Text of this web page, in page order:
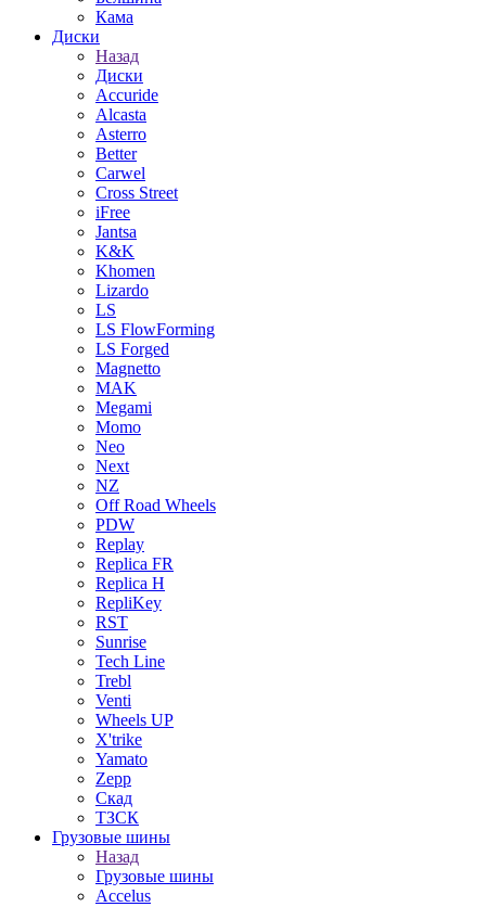
Кама
Диски
Назад
Диски
Accuride
Alcasta
Asterro
Better
Carwel
Cross Street
iFree
Jantsa
K&K
Khomen
Lizardo
LS
LS FlowForming
LS Forged
Magnetto
MAK
Megami
Momo
Neo
Next
NZ
Off Road Wheels
PDW
Replay
Replica FR
Replica H
RepliKey
RST
Sunrise
Tech Line
Trebl
Venti
Wheels UP
X'trike
Yamato
Zepp
Скад
ТЗСК
Грузовые шины
Назад
Грузовые шины
Accelus